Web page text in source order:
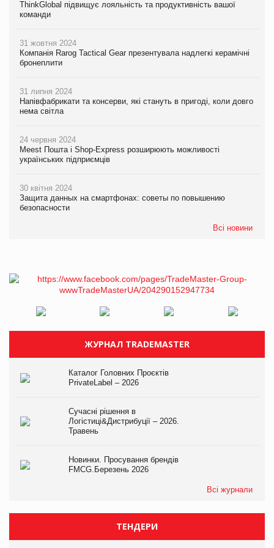
ThinkGlobal підвищує лояльність та продуктивність вашої
команди
31 жовтня 2024
Компанія Rarog Tactical Gear презентувала надлегкі керамічні
бронеплити
31 липня 2024
Напівфабрикати та консерви, які стануть в пригоді, коли довго
нема світла
24 червня 2024
Meest Пошта і Shop-Express розширюють можливості
українських підприємців
30 квітня 2024
Защита данных на смартфонах: советы по повышению
безопасности
Всі новини
ЖУРНАЛ TRADEMASTER
Каталог Головних Проєктів
PrivateLabel – 2026
Сучасні рішення в
Логістиці&Дистрибуції – 2026.
Травень
Новинки. Просування брендів
FMCG.Березень 2026
Всі журнали
ТЕНДЕРИ